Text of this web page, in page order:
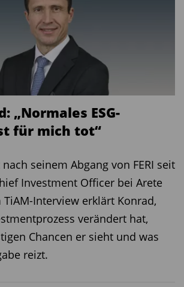
teilen:
„Normales ESG-
für mich tot“
seinem Abgang von FERI seit
Investment Officer bei Arete
TiAM-Interview erklärt Konrad,
verändert hat,
Chancen er sieht und was
reizt.